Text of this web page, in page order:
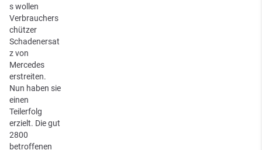
s wollen
Verbrauchers
chützer
Schadenersat
z von
Mercedes
erstreiten.
Nun haben sie
einen
Teilerfolg
erzielt. Die gut
2800
betroffenen